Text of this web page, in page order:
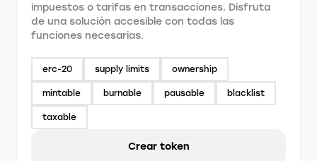
impuestos o tarifas en transacciones. Disfruta
de una solución accesible con todas las
funciones necesarias.
erc-20 supply limits ownership
mintable burnable pausable blacklist
taxable
Crear token